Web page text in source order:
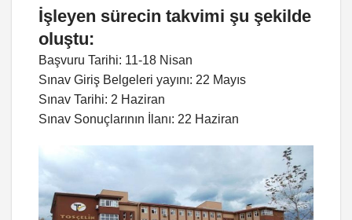
İşleyen sürecin takvimi şu şekilde
oluştu:
Başvuru Tarihi: 11-18 Nisan
Sınav Giriş Belgeleri yayını: 22 Mayıs
Sınav Tarihi: 2 Haziran
Sınav Sonuçlarının İlanı: 22 Haziran